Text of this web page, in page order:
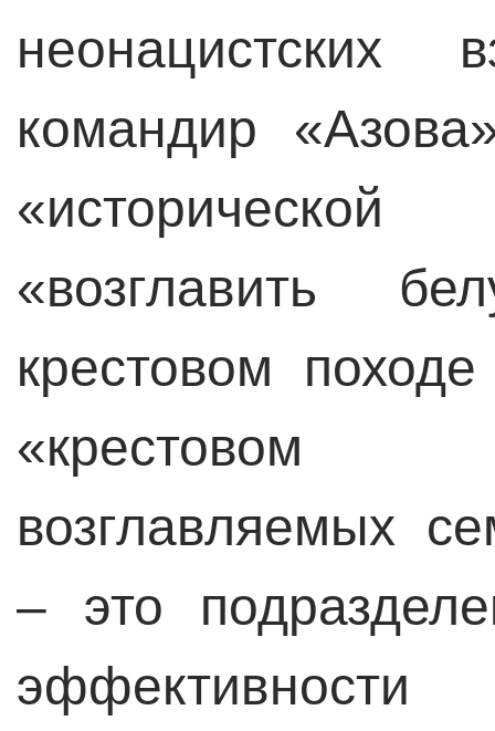
командир
«возглавить
крестовом
возглавляемых
– это